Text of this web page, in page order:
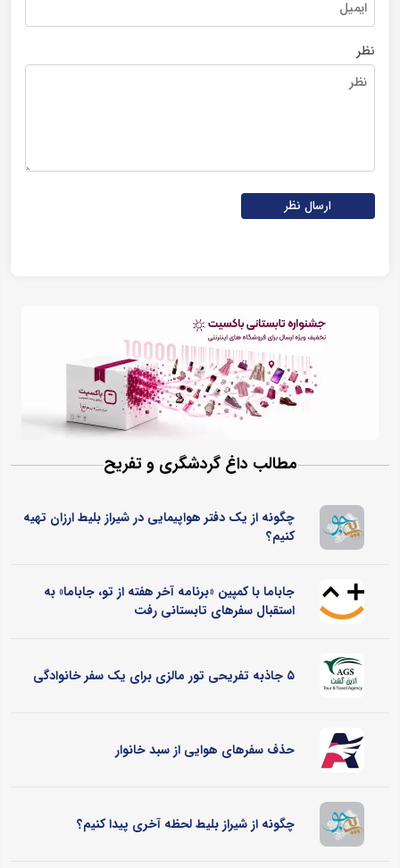
نظر
ارسال نظر
مطالب داغ گردشگری و تفریح
چگونه از یک دفتر هواپیمایی در شیراز بلیط ارزان تهیه
کنیم؟
جاباما با کمپین «برنامه آخر هفته از تو، جاباما» به
استقبال سفرهای تابستانی رفت
۵ جاذبه تفریحی تور مالزی برای یک سفر خانوادگی
حذف سفرهای هوایی از سبد خانوار
چگونه از شیراز بلیط لحظه آخری پیدا کنیم؟